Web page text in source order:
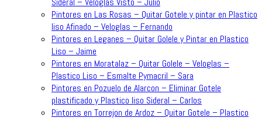
Pintores en Las Rosas – Quitar Gotele y pintar en Plastico
liso Afinado – Veloglas – Fernando
Pintores en Leganes – Quitar Golele y Pintar en Plastico
Liso – Jaime
Pintores en Moratalaz – Quitar Golele – Veloglas –
Plastico Liso – Esmalte Pymacril – Sara
Pintores en Pozuelo de Alarcon – Eliminar Gotele
plastificado y Plastico liso Sideral – Carlos
Pintores en Torrejon de Ardoz – Quitar Gotele – Plastico